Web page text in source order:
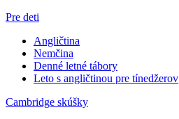
Pre deti
Angličtina
Nemčina
Denné letné tábory
Leto s angličtinou pre tínedžerov
Cambridge skúšky